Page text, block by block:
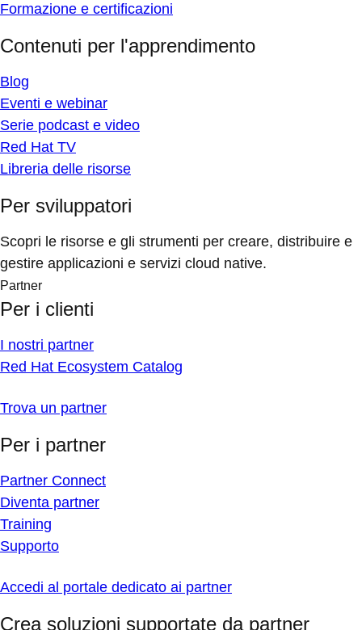
Formazione e certificazioni
Contenuti per l'apprendimento
Blog
Eventi e webinar
Serie podcast e video
Red Hat TV
Libreria delle risorse
Per sviluppatori
Scopri le risorse e gli strumenti per creare, distribuire e
gestire applicazioni e servizi cloud native.
Partner
Per i clienti
I nostri partner
Red Hat Ecosystem Catalog
Trova un partner
Per i partner
Partner Connect
Diventa partner
Training
Supporto
Accedi al portale dedicato ai partner
Crea soluzioni supportate da partner